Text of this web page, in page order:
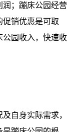
润；蹦床公园经营
促销优惠是可取
公园收入，快速收
自身实际需求，